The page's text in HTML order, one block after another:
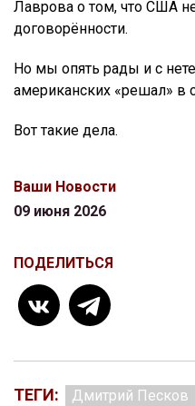
Лаврова о том, что США
договорённости.
Но мы опять рады и с
американских «решал» в
Вот такие дела.
Ваши Новости
09 июня 2026
ПОДЕЛИТЬСЯ
ТЕГИ: Дмитрий Песков